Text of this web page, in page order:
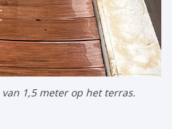
1,5 meter op het terras.